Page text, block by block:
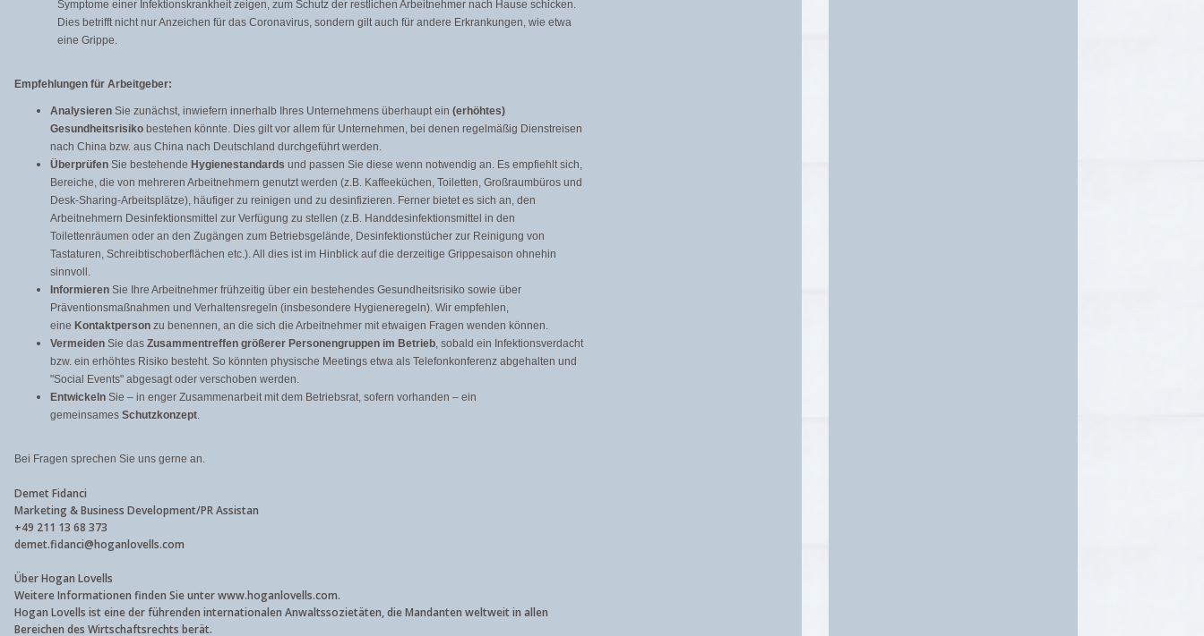
Symptome einer Infektionskrankheit zeigen, zum Schutz der restlichen Arbeitnehmer nach Hause schicken.
Dies betrifft nicht nur Anzeichen für das Coronavirus, sondern gilt auch für andere Erkrankungen, wie etwa
eine Grippe.
Empfehlungen für Arbeitgeber:
Analysieren Sie zunächst, inwiefern innerhalb Ihres Unternehmens überhaupt ein (erhöhtes)
Gesundheitsrisiko bestehen könnte. Dies gilt vor allem für Unternehmen, bei denen regelmäßig Dienstreisen
nach China bzw. aus China nach Deutschland durchgeführt werden.
Überprüfen Sie bestehende Hygienestandards und passen Sie diese wenn notwendig an. Es empfiehlt sich,
Bereiche, die von mehreren Arbeitnehmern genutzt werden (z.B. Kaffeeküchen, Toiletten, Großraumbüros und
Desk-Sharing-Arbeitsplätze), häufiger zu reinigen und zu desinfizieren. Ferner bietet es sich an, den
Arbeitnehmern Desinfektionsmittel zur Verfügung zu stellen (z.B. Handdesinfektionsmittel in den
Toilettenräumen oder an den Zugängen zum Betriebsgelände, Desinfektionstücher zur Reinigung von
Tastaturen, Schreibtischoberflächen etc.). All dies ist im Hinblick auf die derzeitige Grippesaison ohnehin
sinnvoll.
Informieren Sie Ihre Arbeitnehmer frühzeitig über ein bestehendes Gesundheitsrisiko sowie über
Präventionsmaßnahmen und Verhaltensregeln (insbesondere Hygieneregeln). Wir empfehlen,
eine Kontaktperson zu benennen, an die sich die Arbeitnehmer mit etwaigen Fragen wenden können.
Vermeiden Sie das Zusammentreffen größerer Personengruppen im Betrieb, sobald ein Infektionsverdacht
bzw. ein erhöhtes Risiko besteht. So könnten physische Meetings etwa als Telefonkonferenz abgehalten und
"Social Events" abgesagt oder verschoben werden.
Entwickeln Sie – in enger Zusammenarbeit mit dem Betriebsrat, sofern vorhanden – ein
gemeinsames Schutzkonzept.
Bei Fragen sprechen Sie uns gerne an.
Demet Fidanci
Marketing & Business Development/PR Assistan
+49 211 13 68 373
demet.fidanci@hoganlovells.com
Über Hogan Lovells
Weitere Informationen finden Sie unterwww.hoganlovells.com.
Hogan Lovells ist eine der führenden internationalen Anwaltssozietäten, die Mandanten weltweit in allen
Bereichen des Wirtschaftsrechts berät.